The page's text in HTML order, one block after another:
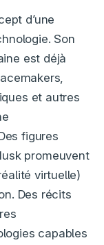
d’une
Son
est déjà
et autres
figures
promeuvent
virtuelle)
Des récits
capables